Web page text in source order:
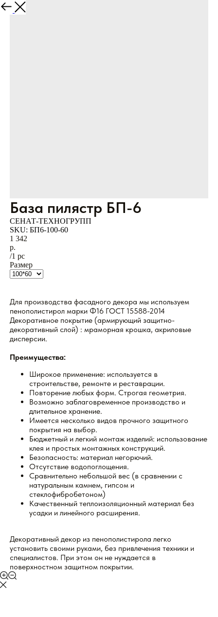
Назад
База пилястр БП-6
СЕНАТ-ТЕХНОГРУПП
SKU: БП6-100-60
1 342
р.
/1 pc
Размер
Для производства фасадного декора мы используем
пенополистирол марки Ф16 ГОСТ 15588-2014
Декоративное покрытие (армирующий защитно-
декоративный слой) : мраморная крошка, акриловые
дисперсии.
Преимущества:
Широкое применение: используется в
строительстве, ремонте и реставрации.
Повторение любых форм. Строгая геометрия.
Возможно заблаговременное производство и
длительное хранение.
Имеется несколько видов прочного защитного
покрытия на выбор.
Бюджетный и легкий монтаж изделий: использование
клея и простых монтажных конструкций.
Безопасность: материал негорючий.
Отсутствие водопоглощения.
Сравнительно небольшой вес (в сравнении с
натуральным камнем, гипсом и
стеклофибробетоном)
Качественный теплоизоляционный материал без
усадки и линейного расширения.
Декоративный декор из пенополистирола легко
установить своими руками, без привлечения техники и
специалистов. При этом он не нуждается в
поверхностном защитном покрытии.